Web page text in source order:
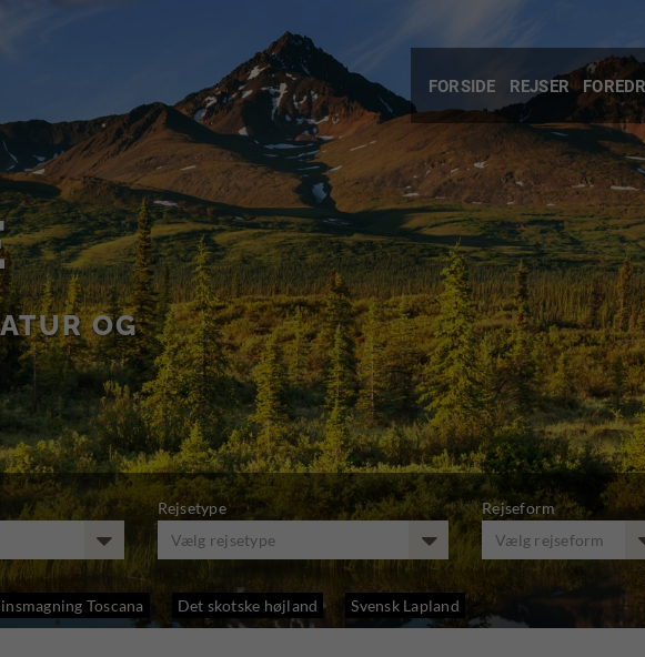
FORSIDE REJSER
OG
Rejsetype
Vælg rejsetype
Rejseform
Vælg rejseform
Toscana Det skotske højland Svensk Lapland